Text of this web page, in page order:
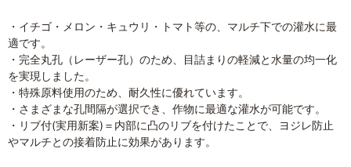
・イチゴ・メロン・キュウリ・トマト等の、マルチ下での灌水に最
適です。
・完全丸孔（レーザー孔）のため、目詰まりの軽減と水量の均一化
を実現しました。
・特殊原料使用のため、耐久性に優れています。
・さまざまな孔間隔が選択でき、作物に最適な灌水が可能です。
・リブ付(実用新案)＝内部に凸のリブを付けたことで、ヨジレ防止
やマルチとの接着防止に効果があります。